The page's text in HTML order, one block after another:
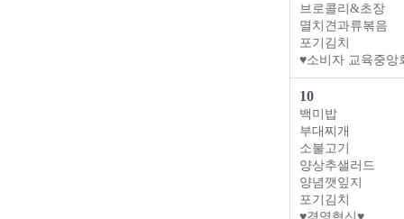
브로콜리&초장
멸치견과류볶음
포기김치
♥소비자 교육중앙
10
백미밥
부대찌개
소불고기
양상추샐러드
양념깻잎지
포기김치